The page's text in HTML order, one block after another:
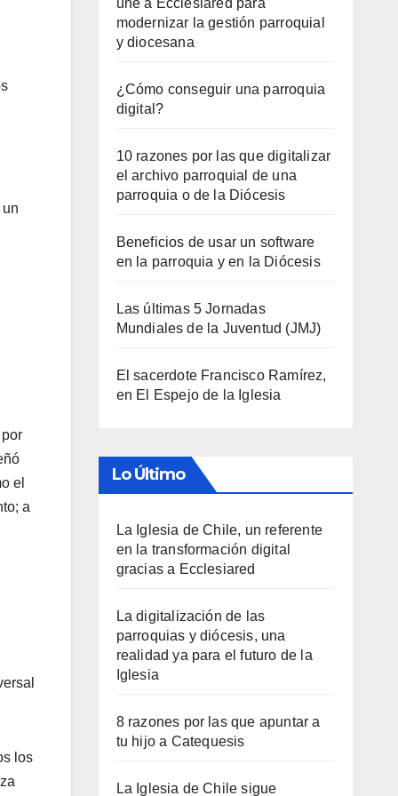
el
a
los
une a Ecclesiared para
modernizar la gestión parroquial
y diocesana
¿Cómo conseguir una parroquia
digital?
10 razones por las que digitalizar
el archivo parroquial de una
parroquia o de la Diócesis
Beneficios de usar un software
en la parroquia y en la Diócesis
Las últimas 5 Jornadas
Mundiales de la Juventud (JMJ)
El sacerdote Francisco Ramírez,
en El Espejo de la Iglesia
Lo Último
La Iglesia de Chile, un referente
en la transformación digital
gracias a Ecclesiared
La digitalización de las
parroquias y diócesis, una
realidad ya para el futuro de la
Iglesia
8 razones por las que apuntar a
tu hijo a Catequesis
La Iglesia de Chile sigue